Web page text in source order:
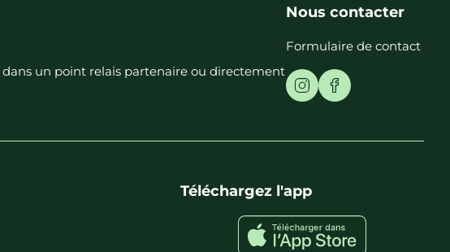
dans un point relais partenaire ou directement
Nous contacter
Formulaire de contact
Téléchargez l'app